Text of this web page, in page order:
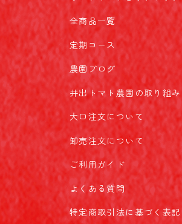
全商品一覧
定期コース
農園ブログ
井出トマト農園の取り組み
大口注文について
卸売注文について
ご利用ガイド
よくある質問
特定商取引法に基づく表記